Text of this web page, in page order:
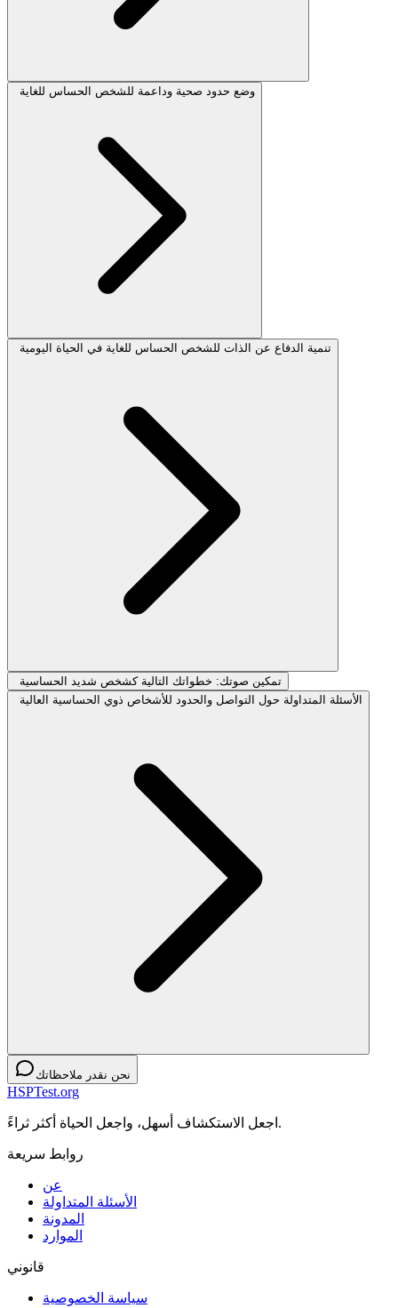
وضع حدود صحية وداعمة للشخص الحساس للغاية
تنمية الدفاع عن الذات للشخص الحساس للغاية في الحياة اليومية
تمكين صوتك: خطواتك التالية كشخص شديد الحساسية
الأسئلة المتداولة حول التواصل والحدود للأشخاص ذوي الحساسية العالية
نحن نقدر ملاحظاتك
HSPTest.org
اجعل الاستكشاف أسهل، واجعل الحياة أكثر ثراءً.
روابط سريعة
عن
الأسئلة المتداولة
المدونة
الموارد
قانوني
سياسة الخصوصية